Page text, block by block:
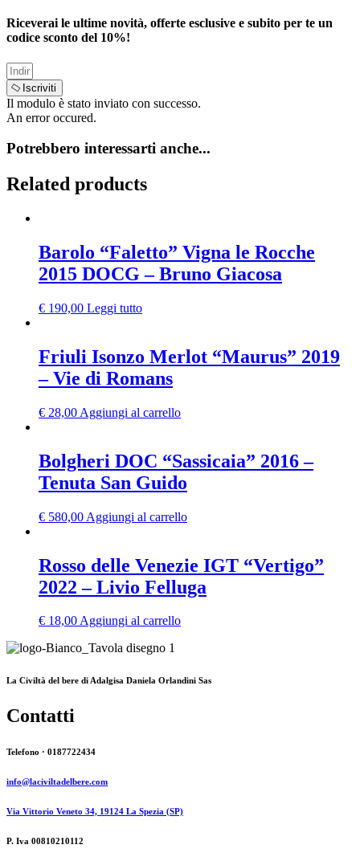
Riceverai le ultime novità, offerte esclusive e subito per te un
codice sconto del 10%!
Iscriviti
Il modulo è stato inviato con successo.
An error occured.
Potrebbero interessarti anche...
Related products
Barolo “Faletto” Vigna le Rocche
2015 DOCG – Bruno Giacosa
€ 190,00 Leggi tutto
Friuli Isonzo Merlot “Maurus” 2019
– Vie di Romans
€ 28,00 Aggiungi al carrello
Bolgheri DOC “Sassicaia” 2016 –
Tenuta San Guido
€ 580,00 Aggiungi al carrello
Rosso delle Venezie IGT “Vertigo”
2022 – Livio Felluga
€ 18,00Aggiungi al carrello
La Civiltà del bere di Adalgisa Daniela Orlandini Sas
Contatti
Telefono · 0187722434
info@laciviltadelbere.com
Via Vittorio Veneto 34, 19124 La Spezia (SP)
P. Iva 00810210112